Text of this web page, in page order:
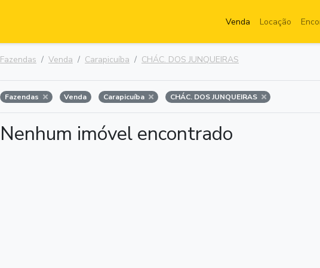
Venda Locação
Fazendas Venda Carapicuíba CHÁC. DOS JUNQUEIRAS
Fazendas Venda Carapicuíba CHÁC. DOS JUNQUEIRAS
Nenhum imóvel encontrado